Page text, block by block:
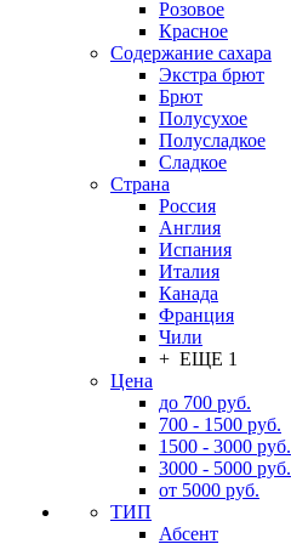
Розовое
Красное
Содержание сахара
Экстра брют
Брют
Полусухое
Полусладкое
Сладкое
Страна
Россия
Англия
Испания
Италия
Канада
Франция
Чили
+ ЕЩЕ 1
Цена
до 700 руб.
700 - 1500 руб.
1500 - 3000 руб.
3000 - 5000 руб.
от 5000 руб.
ТИП
Абсент